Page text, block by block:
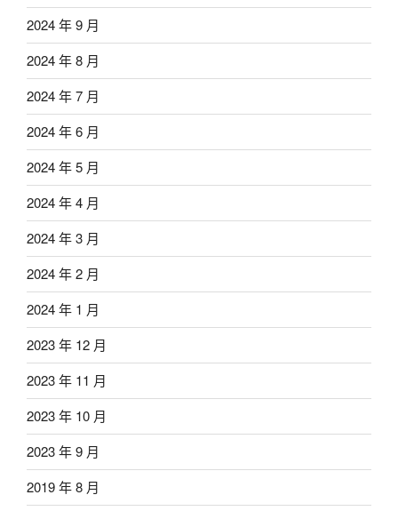
2024 年 9 月
2024 年 8 月
2024 年 7 月
2024 年 6 月
2024 年 5 月
2024 年 4 月
2024 年 3 月
2024 年 2 月
2024 年 1 月
2023 年 12 月
2023 年 11 月
2023 年 10 月
2023 年 9 月
2019 年 8 月